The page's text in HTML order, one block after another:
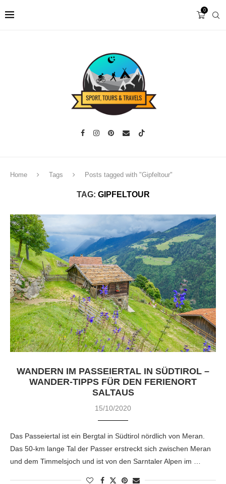
0
Home Tags Posts tagged with "Gipfeltour"
TAG: GIPFELTOUR
WANDERN IM PASSEIERTAL IN SÜDTIROL –
WANDER-TIPPS FÜR DEN FERIENORT
SALTAUS
15/10/2020
Das Passeiertal ist ein Bergtal in Südtirol nördlich von Meran.
Das 50-km lange Tal der Passer erstreckt sich zwischen Meran
und dem Timmelsjoch und ist von den Sarntaler Alpen im …